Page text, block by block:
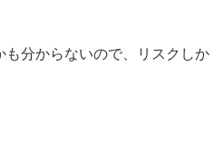
分からないので、リスクしか